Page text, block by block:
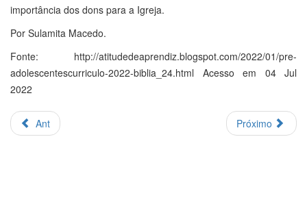
importância dos dons para a Igreja.
Por Sulamita Macedo.
Fonte: http://atitudedeaprendiz.blogspot.com/2022/01/pre-
adolescentescurriculo-2022-biblia_24.html Acesso em 04 Jul
2022
Ant Próximo